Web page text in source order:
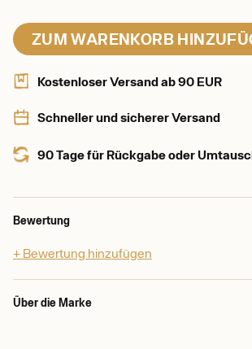
ZUM WARENKORB
Kostenloser Versand ab 90 EUR
Schneller und sicherer Versand
90 Tage für Rückgabe oder
Bewertung
+ Bewertung hinzufügen
Über die Marke